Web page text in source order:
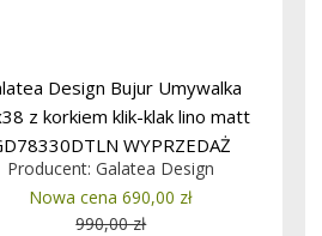
Design Bujur Umywalka
z korkiem klik-klak lino matt
WYPRZEDAŻ
KOLORU
Producent:Galatea Design
Nowa cena 690,00 zł
990,00 zł